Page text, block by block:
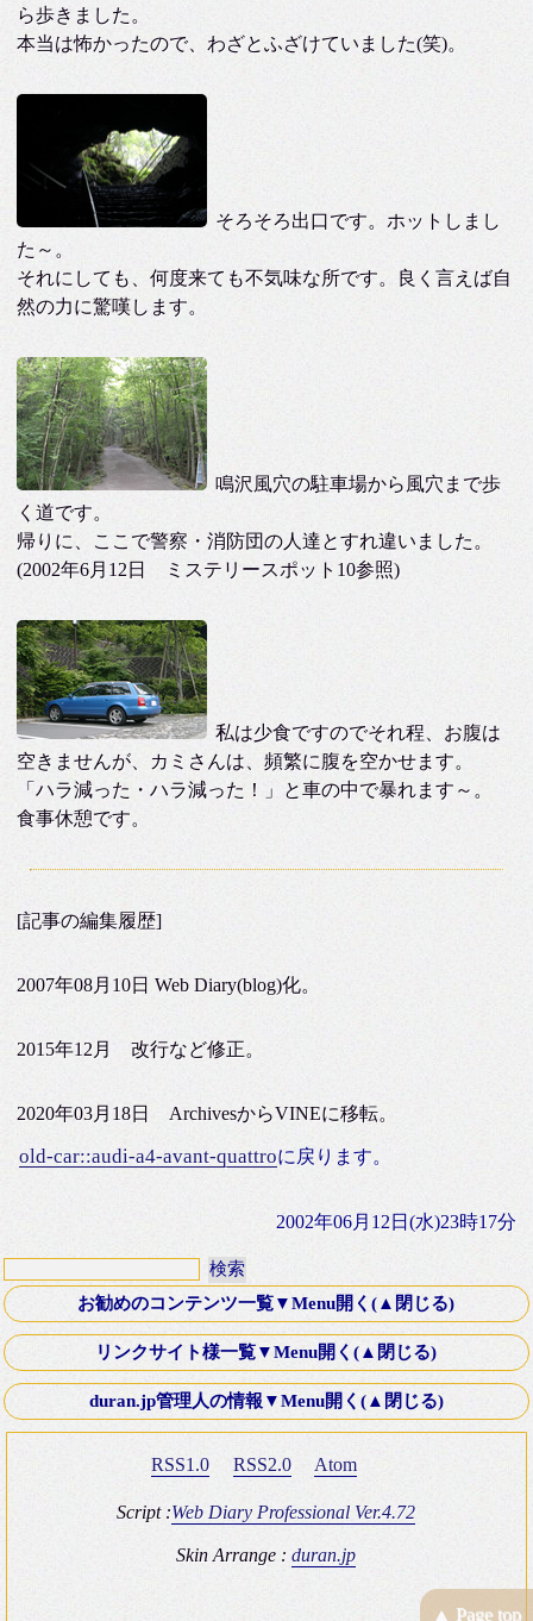
ら歩きました。
本当は怖かったので、わざとふざけていました(笑)。
そろそろ出口です。ホットしまし
た～。
それにしても、何度来ても不気味な所です。良く言えば自
然の力に驚嘆します。
鳴沢風穴の駐車場から風穴まで歩
く道です。
帰りに、ここで警察・消防団の人達とすれ違いました。
(2002年6月12日 ミステリースポット10参照)
私は少食ですのでそれ程、お腹は
空きませんが、カミさんは、頻繁に腹を空かせます。
「ハラ減った・ハラ減った！」と車の中で暴れます～。
食事休憩です。
[記事の編集履歴]
2007年08月10日 Web Diary(blog)化。
2015年12月 改行など修正。
2020年03月18日 ArchivesからVINEに移転。
old-car::audi-a4-avant-quattroに戻ります。
2002年06月12日(水)23時17分
お勧めのコンテンツ一覧▼Menu開く(▲閉じる)
第十八話・外伝「Down ！」K氏より寄稿
Old Fashioned Love Songシリーズ
映画 いつかA列車に乗って 2003年
ミステリースポット10 青木が原樹海・夜の国道139号線
復刻版 itt-your-a! その8 僕はブッシュマン＾＾
リンクサイト様一覧▼Menu開く(▲閉じる)
文芸Webサーチ
K-電子計算機同好会
Four Silver Rings
Brown_eyes Hobby Square
ＴＲＡＤ（トラッド）のHP
duran.jp管理人の情報▼Menu開く(▲閉じる)
duran.jp管理人の情報
RSS1.0 RSS2.0 Atom
Script :Web Diary Professional Ver.4.72
Skin Arrange :duran.jp
▲ Page top